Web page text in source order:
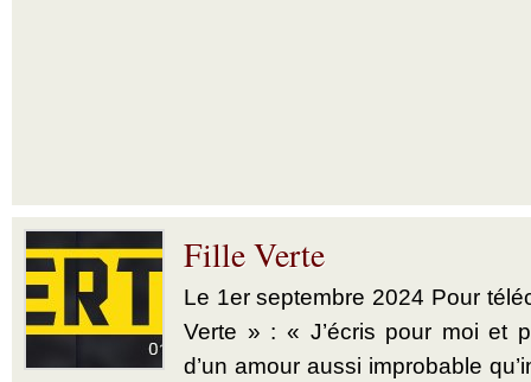
Fille Verte
Le 1er septembre 2024 Pour
Verte » : « J’écris pour moi et
d’un amour aussi improbable